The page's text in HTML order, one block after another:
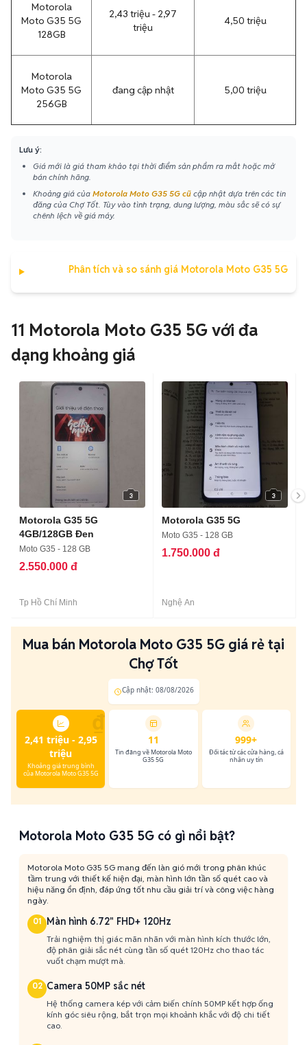
Motorola
Moto G35 5G
128GB
2,43 triệu - 2,97
triệu
4,50 triệu
Motorola
Moto G35 5G
256GB
đang cập nhật 5,00 triệu
Lưu ý:
Giá mới là giá tham khảo tại thời điểm sản phẩm ra mắt hoặc mở
bán chính hãng.
Khoảng giá của Motorola Moto G35 5G cũ cập nhật dựa trên các tin
đăng của Chợ Tốt. Tùy vào tình trạng, dung lượng, màu sắc sẽ có sự
chênh lệch về giá máy.
Phân tích và so sánh giá Motorola Moto G35 5G
11 Motorola Moto G35 5G với đa
dạng khoảng giá
3
Motorola G35 5G
4GB/128GB Đen
Moto G35 - 128 GB
2.550.000 đ
Tp Hồ Chí Minh
3
Motorola G35 5G
Moto G35 - 128 GB
1.750.000 đ
Nghệ An
Mua bán Motorola Moto G35 5G giá rẻ tại
Chợ Tốt
Cập nhật: 08/08/2026
₫
2,41 triệu - 2,95
triệu
Khoảng giá trung bình
của Motorola Moto G35 5G
11
Tin đăng về Motorola Moto
G35 5G
999+
Đối tác từ các cửa hàng, cá
nhân uy tín
Motorola Moto G35 5G có gì nổi bật?
Motorola Moto G35 5G mang đến làn gió mới trong phân khúc
tầm trung với thiết kế hiện đại, màn hình lớn tần số quét cao và
hiệu năng ổn định, đáp ứng tốt nhu cầu giải trí và công việc hàng
ngày.
01 Màn hình 6.72" FHD+ 120Hz
Trải nghiệm thị giác mãn nhãn với màn hình kích thước lớn,
độ phân giải sắc nét cùng tần số quét 120Hz cho thao tác
vuốt chạm mượt mà.
02 Camera 50MP sắc nét
Hệ thống camera kép với cảm biến chính 50MP kết hợp ống
kính góc siêu rộng, bắt trọn mọi khoảnh khắc với độ chi tiết
cao.